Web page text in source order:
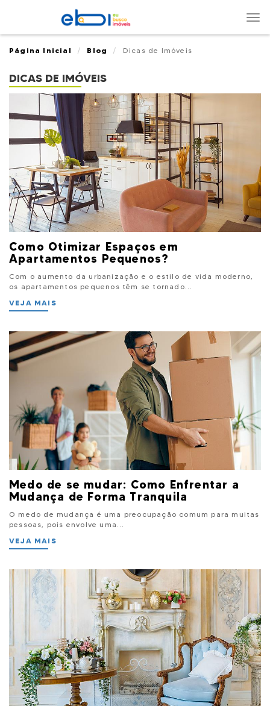
Página Inicial Blog Dicas de Imóveis
DICAS DE IMÓVEIS
Como Otimizar Espaços em
Apartamentos Pequenos?
Com o aumento da urbanização e o estilo de vida moderno,
os apartamentos pequenos têm se tornado...
VEJA MAIS
Medo de se mudar: Como Enfrentar a
Mudança de Forma Tranquila
O medo de mudança é uma preocupação comum para muitas
pessoas, pois envolve uma...
VEJA MAIS